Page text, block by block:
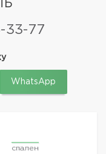
33-77
WhatsApp
спален